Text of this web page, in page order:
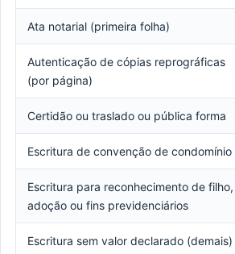
Ata notarial (primeira folha)
Autenticação de cópias reprográficas
(por página)
Certidão ou traslado ou pública forma
Escritura de convenção de condomínio
Escritura para reconhecimento de filho,
adoção ou fins previdenciários
Escritura sem valor declarado (demais)